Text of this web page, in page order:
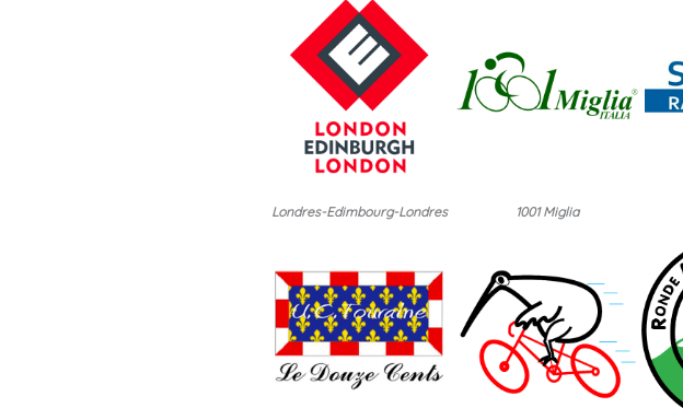
Londres-Edimbourg-Londres 1001 Miglia